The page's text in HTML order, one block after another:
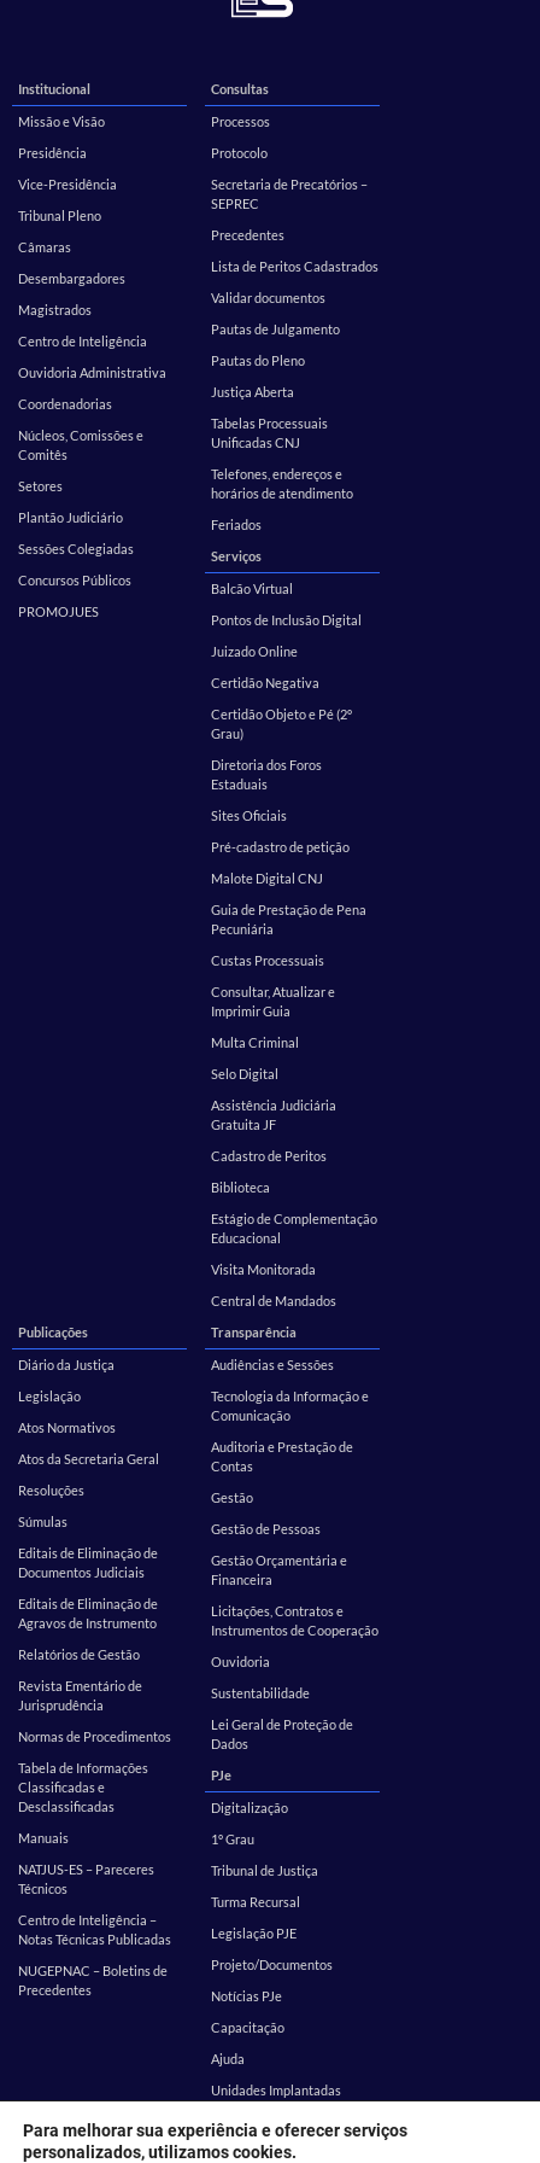
Institucional
Missão e Visão
Presidência
Vice-Presidência
Tribunal Pleno
Câmaras
Desembargadores
Magistrados
Centro de Inteligência
Ouvidoria Administrativa
Coordenadorias
Núcleos, Comissões e
Comitês
Setores
Plantão Judiciário
Sessões Colegiadas
Concursos Públicos
PROMOJUES
Consultas
Processos
Protocolo
Secretaria de Precatórios –
SEPREC
Precedentes
Lista de Peritos Cadastrados
Validar documentos
Pautas de Julgamento
Pautas do Pleno
Justiça Aberta
Tabelas Processuais
Unificadas CNJ
Telefones, endereços e
horários de atendimento
Feriados
Serviços
Balcão Virtual
Pontos de Inclusão Digital
Juizado Online
Certidão Negativa
Certidão Objeto e Pé (2º
Grau)
Diretoria dos Foros
Estaduais
Sites Oficiais
Pré-cadastro de petição
Malote Digital CNJ
Guia de Prestação de Pena
Pecuniária
Custas Processuais
Consultar, Atualizar e
Imprimir Guia
Multa Criminal
Selo Digital
Assistência Judiciária
Gratuita JF
Cadastro de Peritos
Biblioteca
Estágio de Complementação
Educacional
Visita Monitorada
Central de Mandados
Publicações
Diário da Justiça
Legislação
Atos Normativos
Atos da Secretaria Geral
Resoluções
Súmulas
Editais de Eliminação de
Documentos Judiciais
Editais de Eliminação de
Agravos de Instrumento
Relatórios de Gestão
Revista Ementário de
Jurisprudência
Normas de Procedimentos
Tabela de Informações
Classificadas e
Desclassificadas
Manuais
NATJUS-ES – Pareceres
Técnicos
Centro de Inteligência –
Notas Técnicas Publicadas
NUGEPNAC – Boletins de
Precedentes
Transparência
Audiências e Sessões
Tecnologia da Informação e
Comunicação
Auditoria e Prestação de
Contas
Gestão
Gestão de Pessoas
Gestão Orçamentária e
Financeira
Licitações, Contratos e
Instrumentos de Cooperação
Ouvidoria
Sustentabilidade
Lei Geral de Proteção de
Dados
PJe
Digitalização
1º Grau
Tribunal de Justiça
Turma Recursal
Legislação PJE
Projeto/Documentos
Notícias PJe
Capacitação
Ajuda
Unidades Implantadas
Estatística
SEI
EMES Corregedoria
Para melhorar sua experiência e oferecer serviços
personalizados, utilizamos cookies.